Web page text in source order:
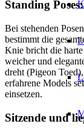
Standing
Bei stehenden
bestimmt die
Knie bricht die
weicher und
dreht (Pigeon
erfahrene Models
einsetzen.
Sitzende und